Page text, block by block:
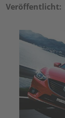
Veröffentlicht: